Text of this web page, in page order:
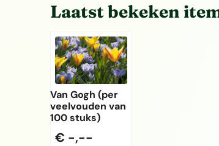
Laatst bekeken
Van Gogh (per
veelvouden van
100 stuks)
€ -,--